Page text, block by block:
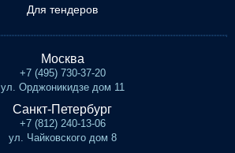
Для тендеров
Москва
+7 (495) 730-37-20
ул. Орджоникидзе дом 11
Санкт-Петербург
+7 (812) 240-13-06
ул. Чайковского дом 8